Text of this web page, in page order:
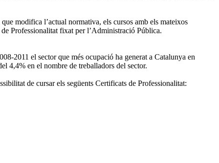
modifica l’actual normativa, els cursos amb els mateixos
Professionalitat fixat per l’Administració Pública.
2011 el sector que més ocupació ha generat a Catalunya en
4,4% en el nombre de treballadors del sector.
de cursar els següents Certificats de Professionalitat: